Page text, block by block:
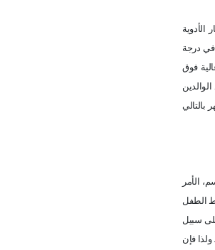
الأدوية
في درجة
فوق
الأمر
الطفل
سبيل
ولذا فإن